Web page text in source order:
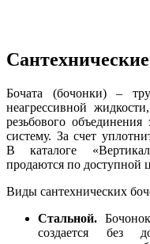
Бочата (бочонки) –
неагрессивной
резьбового
систему. За счет
В каталоге
продаются по доступной
Виды сантехнических
Стальной.
создается без